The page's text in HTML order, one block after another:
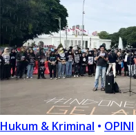
Hukum & Kriminal • OPINI